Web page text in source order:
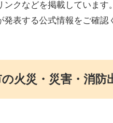
クなどを掲載しています。
発表する公式情報をご確
火災・災害・消防